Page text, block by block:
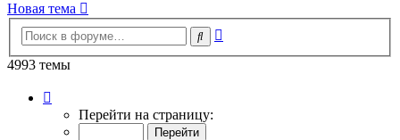
Новая тема
Поиск
4993 темы
Перейти на страницу: